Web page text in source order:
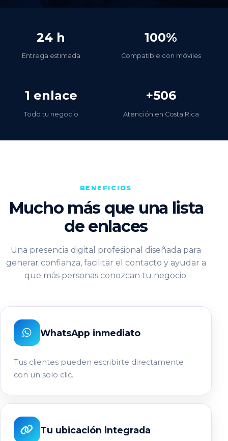
24 h
Entrega estimada
100%
Compatible con móviles
1 enlace
Todo tu negocio
+506
Atención en Costa Rica
BENEFICIOS
Mucho más que una lista
de enlaces
Una presencia digital profesional diseñada para
generar confianza, facilitar el contacto y ayudar a
que más personas conozcan tu negocio.
WhatsApp inmediato
Tus clientes pueden escribirte directamente
con un solo clic.
Tu ubicación integrada